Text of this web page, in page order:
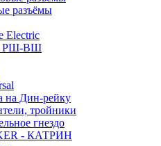
разъёмы
Electric
РШ-ВШ
на Дин-рейку
тройники
гнездо
- КАТРИН